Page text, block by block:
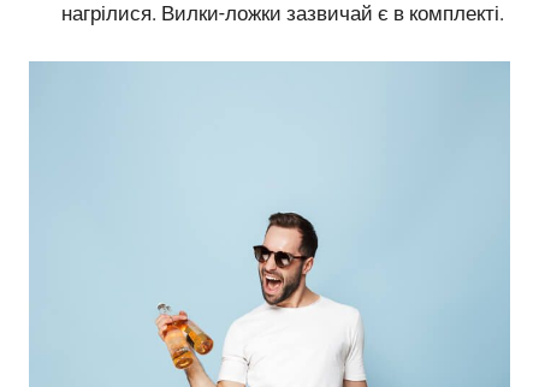
нагрілися. Вилки-ложки зазвичай є в комплекті.